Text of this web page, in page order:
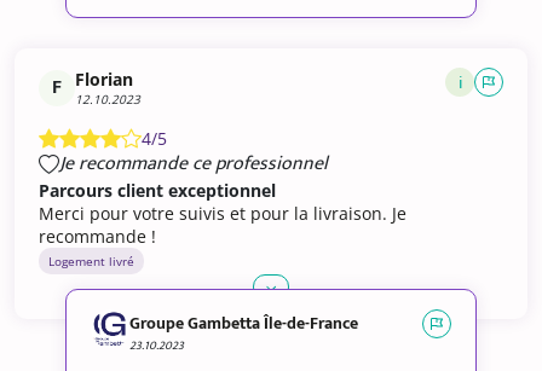
F Florian
12.10.2023
i
4/5
Je recommande ce professionnel
Parcours client exceptionnel
Merci pour votre suivis et pour la livraison. Je
recommande !
Logement livré
Groupe Gambetta Île-de-France
23.10.2023